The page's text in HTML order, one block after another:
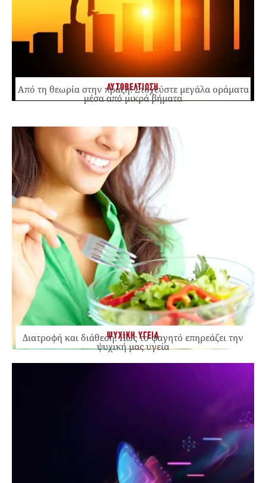
ΑΥΤΟΒΕΛΤΙΩΣΗ
Από τη θεωρία στην πράξη: Στοχεύστε μεγάλα οράματα
μέσα από μικρά βήματα
ΨΥΧΙΚΗ ΥΓΕΙΑ
Διατροφή και διάθεση: Πώς το φαγητό επηρεάζει την
ψυχική μας υγεία